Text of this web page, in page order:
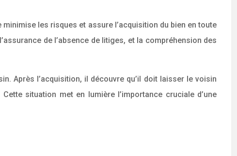
les risques et assure l’acquisition du bien en toute
de l’absence de litiges, et la compréhension des
Après l’acquisition, il découvre qu’il doit laisser le voisin
situation met en lumière l’importance cruciale d’une